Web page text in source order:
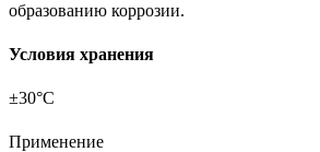
образованию коррозии.
Условия хранения
±30°С
Применение